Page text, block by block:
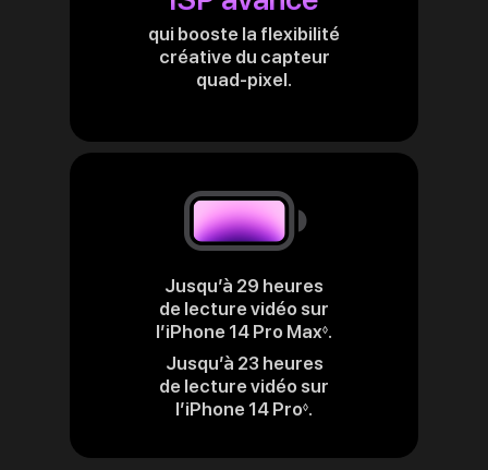
qui booste la flexibilité
créative du capteur
quad‑pixel.
Jusqu’à 29 heures
de lecture vidéo sur
l’iPhone 14 Pro Max◊.
Jusqu’à 23 heures
de lecture vidéo sur
l’iPhone 14 Pro◊.
mentions